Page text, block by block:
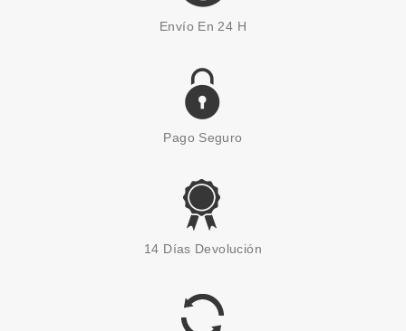
SISLEY
EDT 50 ML VP
60.40€
Envío En 24 H
Pago Seguro
14 Días Devolución